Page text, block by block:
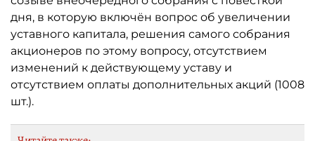
дня, в которую включён вопрос об увеличении
уставного капитала, решения самого собрания
акционеров по этому вопросу, отсутствием
изменений к действующему уставу и
отсутствием оплаты дополнительных акций (1008
шт.).